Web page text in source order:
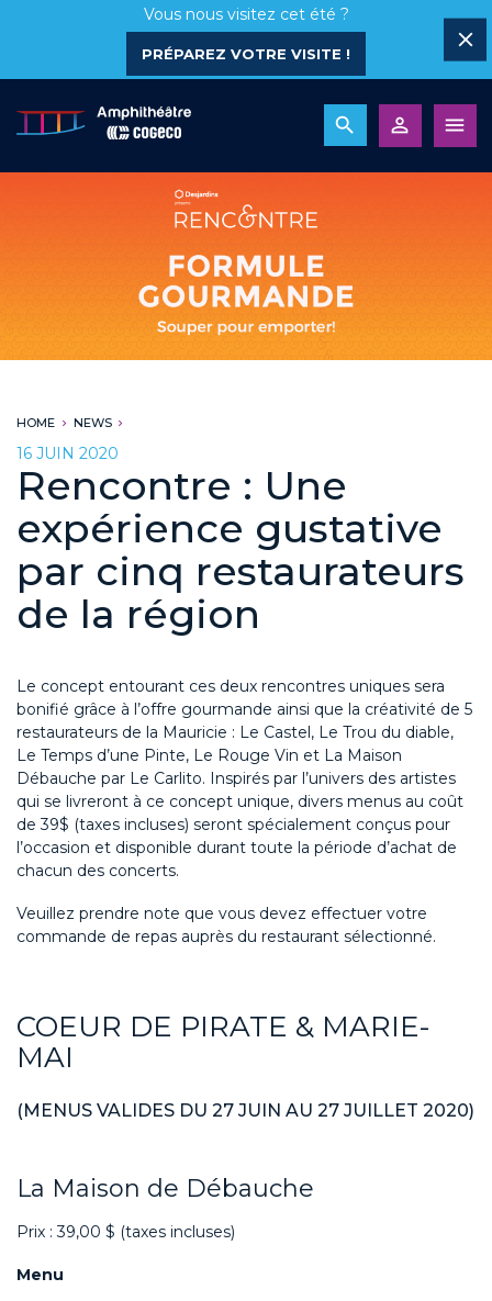
Vous nous visitez cet été ?
PRÉPAREZ VOTRE VISITE !
HOME NEWS
16 JUIN 2020
Rencontre : Une
expérience gustative
par cinq restaurateurs
de la région
Le concept entourant ces deux rencontres uniques sera
bonifié grâce à l’offre gourmande ainsi que la créativité de 5
restaurateurs de la Mauricie : Le Castel, Le Trou du diable,
Le Temps d’une Pinte, Le Rouge Vin et La Maison
Débauche par Le Carlito. Inspirés par l’univers des artistes
qui se livreront à ce concept unique, divers menus au coût
de 39$ (taxes incluses) seront spécialement conçus pour
l’occasion et disponible durant toute la période d’achat de
chacun des concerts.
Veuillez prendre note que vous devez effectuer votre
commande de repas auprès du restaurant sélectionné.
COEUR DE PIRATE & MARIE-
MAI
(MENUS VALIDES DU 27 JUIN AU 27 JUILLET 2020)
La Maison de Débauche
Prix : 39,00 $ (taxes incluses)
Menu